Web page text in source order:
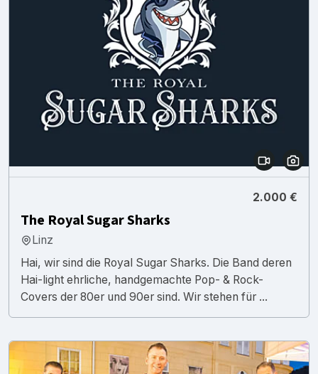
2.000 €
The Royal Sugar Sharks
Linz
Hai, wir sind die Royal Sugar Sharks. Die Band deren
Hai-light ehrliche, handgemachte Pop- & Rock-
Covers der 80er und 90er sind. Wir stehen für ...